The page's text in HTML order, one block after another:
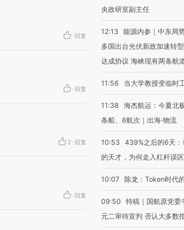
· 回复
· 回复
2 · 回复
· 回复
央政研室副主任
12:13
能源内参｜中东局
多国出台光伏新政加速转
达成协议 海峡现有两条航
11:56 当大学教授变临时
11:38
海杰航运：今夏北
条船、8航次｜出海·物流
10:53
439%之后的6天：
的天才，为何走入杠杆误区
10:07 陈龙：Token时代
09:50
特稿｜国航原党
元二审待宣判 否认大多数